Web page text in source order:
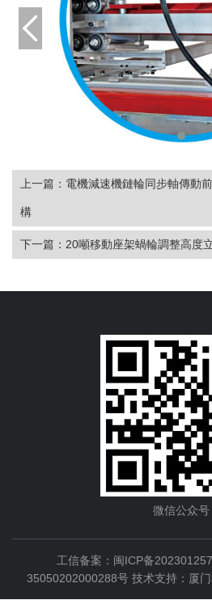
上一篇： 電機減速機鏈輪同步軸傳動
構
下一篇： 20噸移動座架蝸輪調整高度
微信公众号
工信备案： 闽ICP备
35050202000288号 技术支持： 厦